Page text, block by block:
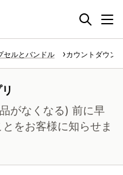
セルとバンドル カウントダウン
がなくなる) 前に早
をお客様に知らせま